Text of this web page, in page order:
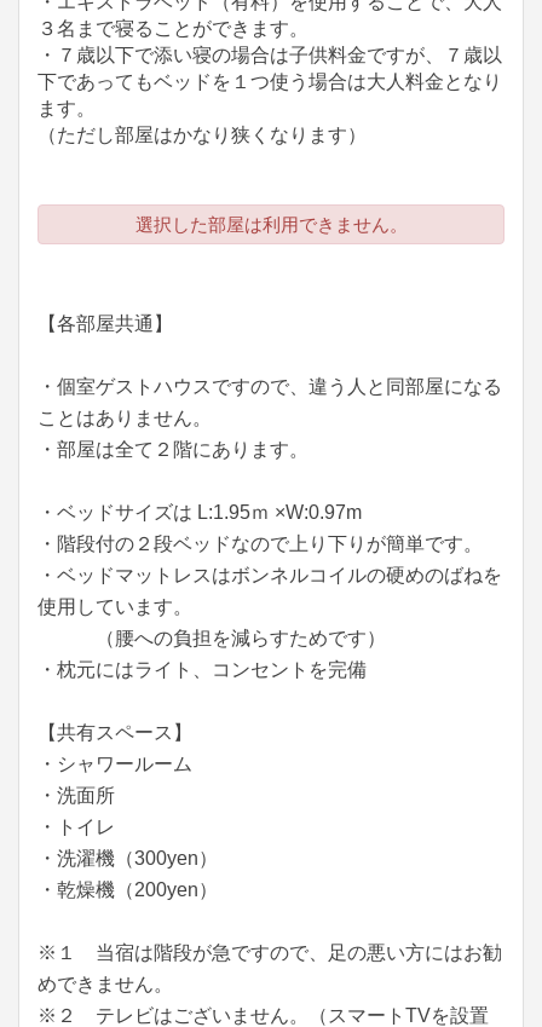
３名まで寝ることができます。
・７歳以下で添い寝の場合は子供料金ですが、７歳以
下であってもベッドを１つ使う場合は大人料金となり
ます。
（ただし部屋はかなり狭くなります）
選択した部屋は利用できません。
【各部屋共通】
・個室ゲストハウスですので、違う人と同部屋になる
ことはありません。
・部屋は全て２階にあります。
・ベッドサイズは L:1.95ｍ ×W:0.97m
・階段付の２段ベッドなので上り下りが簡単です。
・ベッドマットレスはボンネルコイルの硬めのばねを
使用しています。
（腰への負担を減らすためです）
・枕元にはライト、コンセントを完備
【共有スペース】
・シャワールーム
・洗面所
・トイレ
・洗濯機（300yen）
・乾燥機（200yen）
※１ 当宿は階段が急ですので、足の悪い方にはお勧
めできません。
※２ テレビはございません。（スマートTVを設置